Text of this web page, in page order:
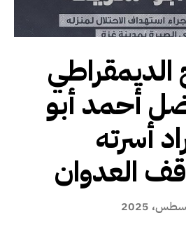
الديمقراطي
أحمد أبو
أسرته
العدوان